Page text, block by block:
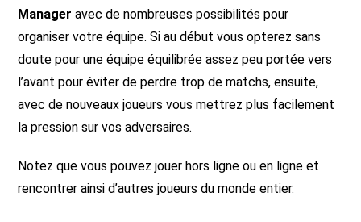
Manager avec de nombreuses possibilités pour
organiser votre équipe. Si au début vous opterez sans
doute pour une équipe équilibrée assez peu portée vers
l’avant pour éviter de perdre trop de matchs, ensuite,
avec de nouveaux joueurs vous mettrez plus facilement
la pression sur vos adversaires.
Notez que vous pouvez jouer hors ligne ou en ligne et
rencontrer ainsi d’autres joueurs du monde entier.